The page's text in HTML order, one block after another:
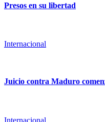
Presos en su libertad
Internacional
Juicio contra Maduro
Internacional